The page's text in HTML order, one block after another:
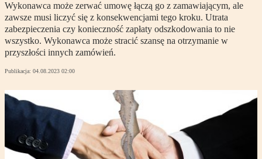
Wykonawca może zerwać umowę łączą go z zamawiającym, ale
zawsze musi liczyć się z konsekwencjami tego kroku. Utrata
zabezpieczenia czy konieczność zapłaty odszkodowania to nie
wszystko. Wykonawca może stracić szansę na otrzymanie w
przyszłości innych zamówień.
Publikacja: 04.08.2023 02:00